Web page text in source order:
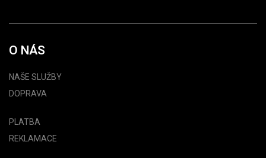
O NÁS
NAŠE SLUŽBY
DOPRAVA
PLATBA
REKLAMACE